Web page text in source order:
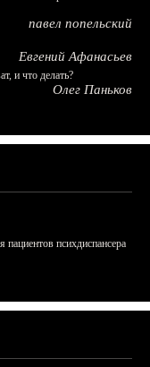
павел попельский
Евгений Афанасьев
и что делать?
Олег Паньков
пациентов психдиспансера